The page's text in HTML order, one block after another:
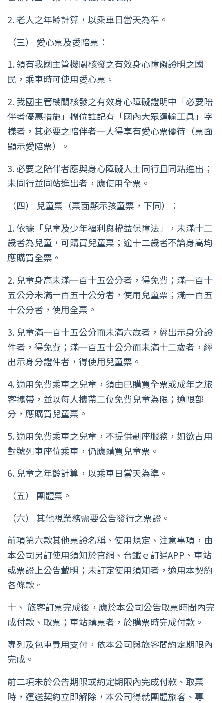
2. 老人之年齡計算，以乘車日當天為準。
（三） 愛心票及愛陪票：
1. 領有我國主管機關核發之有效身心障礙證明之國
民，乘車時可使用愛心票。
2. 我國主管機關核發之有效身心障礙證明中「必要陪
伴者優惠措施」欄位註記有「國內大眾運輸工具」字
樣者，其必要之陪伴者一人得享有愛心票優待（票面
顯示愛陪票）。
3. 必要之陪伴者應與身心障礙人士同行且同站進出；
未同行並同站進出者，應使用全票。
（四） 兒童票（票面顯示孩童票，下同）：
1. 依據「兒童及少年福利與權益保障法」，未滿十二
歲者為兒童，可購買兒童票；逾十二歲者不論身高均
應購買全票。
2. 兒童身高未滿一百十五公分者，得免費；滿一百十
五公分未滿一百五十公分者，使用兒童票；滿一百五
十公分者，使用全票。
3. 兒童滿一百十五公分而未滿六歲者，經出示身分證
件者，得免費；滿一百五十公分而未滿十二歲者，經
出示身分證件者，得使用兒童票。
4. 適用免費乘車之兒童，須由已購買全票或成年之旅
客攜帶，並以每人攜帶二位免費兒童為限；逾限部
分，應購買兒童票。
5. 適用免費乘車之兒童，不提供劃座服務，如欲占用
對號列車座位乘車，仍應購買兒童票。
6. 兒童之年齡計算，以乘車日當天為準。
（五） 團體票。
（六） 其他視業務需要公告發行之票證。
前項第六款其他票證名稱、使用規定、注意事項，由
本公司另訂使用須知於官網、台鐵ｅ訂通APP、車站
或票證上公告載明；未訂定使用須知者，適用本契約
各條款。
十、 旅客訂票完成後，應於本公司公告取票時間內完
成付款、取票；車站購票者，於購票時完成付款。
專列及包車費用支付，依本公司與旅客間約定期限內
完成。
前二項未於公告期限或約定期限內完成付款、取票
時，運送契約立即解除，本公司得就團體旅客、專